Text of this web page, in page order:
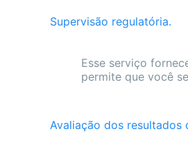
Supervisão regulatória.
Esse serviço
permite que você
Avaliação dos resultados